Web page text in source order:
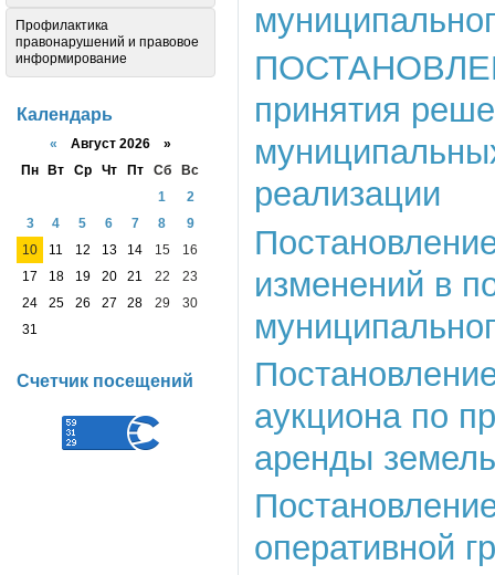
принятия
реализации
изменений в
аукциона по
аренды
оперативной
Профилактика
правонарушений и правовое
информирование
Календарь
« Август 2026 »
Пн
Вт Ср Чт Пт Сб
Вс
1
2
3
4 5 6 7 8
9
10
11 12 13 14 15
16
17
18 19 20 21 22
23
24
25 26 27 28 29
30
31
Счетчик посещений